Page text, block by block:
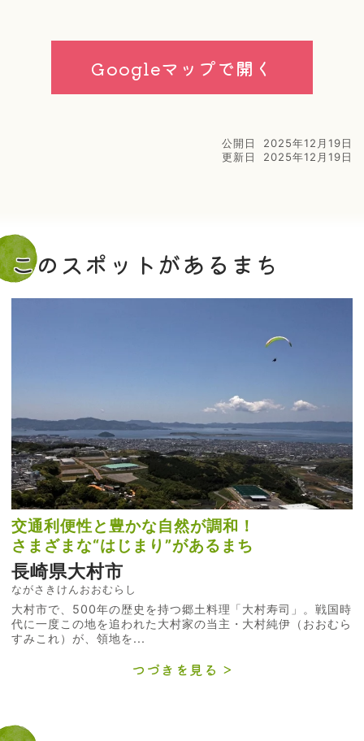
Googleマップで開く
公開日
2025年12月19日
更新日
2025年12月19日
このスポットがあるまち
交通利便性と豊かな自然が調和！
さまざまな“はじまり”があるまち
長崎県大村市
ながさきけんおおむらし
大村市で、500年の歴史を持つ郷土料理「大村寿司」。戦国時
代に一度この地を追われた大村家の当主・大村純伊（おおむら
すみこれ）が、領地を...
つづきを見る